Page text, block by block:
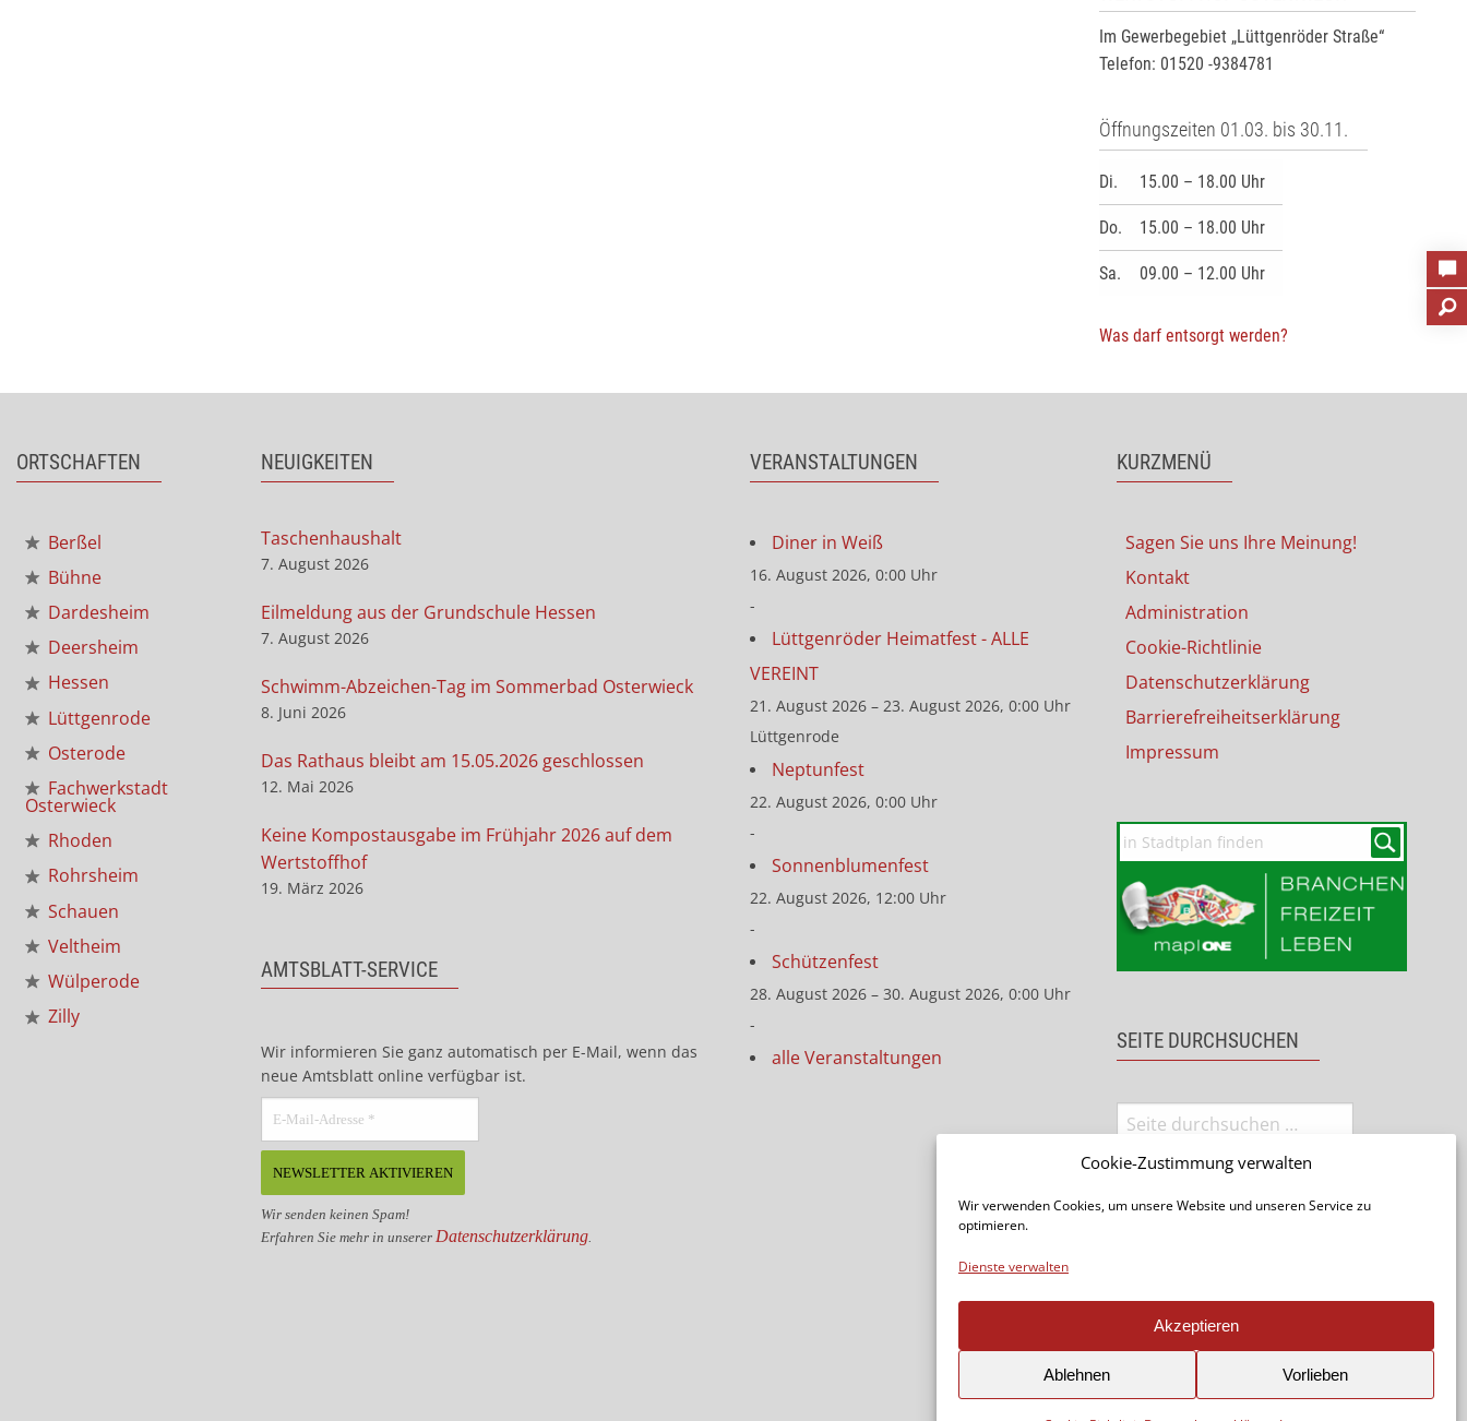
Cookie-Zustimmung verwalten
Wir verwenden Cookies, um unsere Website und unseren Service zu
optimieren.
Dienste verwalten
Akzeptieren
Ablehnen Vorlieben
Im Gewerbegebiet „Lüttgenröder Straße“
Telefon: 01520 -9384781
Öffnungszeiten 01.03. bis 30.11.
Di. 15.00 – 18.00 Uhr
Do. 15.00 – 18.00 Uhr
Sa. 09.00 – 12.00 Uhr
Was darf entsorgt werden?
ORTSCHAFTEN
Berßel
Bühne
Dardesheim
Deersheim
Hessen
Lüttgenrode
Osterode
Fachwerkstadt
Osterwieck
Rhoden
Rohrsheim
Schauen
Veltheim
Wülperode
Zilly
NEUIGKEITEN
Taschenhaushalt
7. August 2026
Eilmeldung aus der Grundschule Hessen
7. August 2026
Schwimm-Abzeichen-Tag im Sommerbad Osterwieck
8. Juni 2026
Das Rathaus bleibt am 15.05.2026 geschlossen
12. Mai 2026
Keine Kompostausgabe im Frühjahr 2026 auf dem
Wertstoffhof
19. März 2026
AMTSBLATT-SERVICE
Wir informieren Sie ganz automatisch per E-Mail, wenn das
neue Amtsblatt online verfügbar ist.
Wir senden keinen Spam!
Erfahren Sie mehr in unserer Datenschutzerklärung
VERANSTALTUNGEN
Diner in Weiß
16. August 2026, 0:00 Uhr
-
Lüttgenröder Heimatfest - ALLE
VEREINT
21. August 2026 – 23. August 2026, 0:00 Uhr
Lüttgenrode
Neptunfest
22. August 2026, 0:00 Uhr
-
Sonnenblumenfest
22. August 2026, 12:00 Uhr
-
Schützenfest
28. August 2026 – 30. August 2026, 0:00 Uhr
-
alle Veranstaltungen
KURZMENÜ
Sagen Sie uns Ihre Meinung!
Kontakt
Administration
Cookie-Richtlinie
Datenschutzerklärung
Barrierefreiheitserklärung
Impressum
SEITE DURCHSUCHEN
Seite teilen: